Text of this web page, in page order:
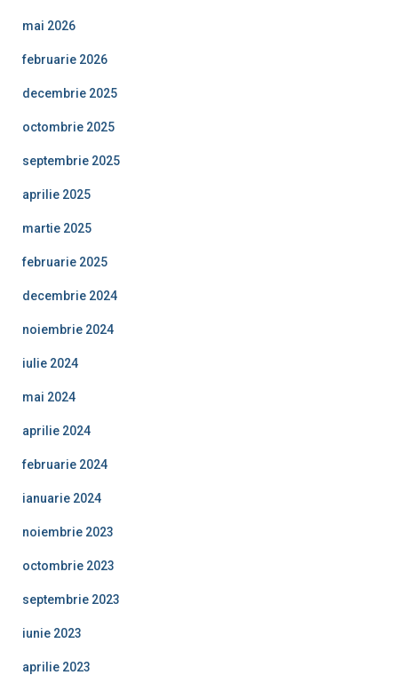
mai 2026
februarie 2026
decembrie 2025
octombrie 2025
septembrie 2025
aprilie 2025
martie 2025
februarie 2025
decembrie 2024
noiembrie 2024
iulie 2024
mai 2024
aprilie 2024
februarie 2024
ianuarie 2024
noiembrie 2023
octombrie 2023
septembrie 2023
iunie 2023
aprilie 2023